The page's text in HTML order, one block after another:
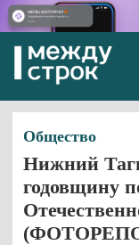
Общество
Нижний
годовщину